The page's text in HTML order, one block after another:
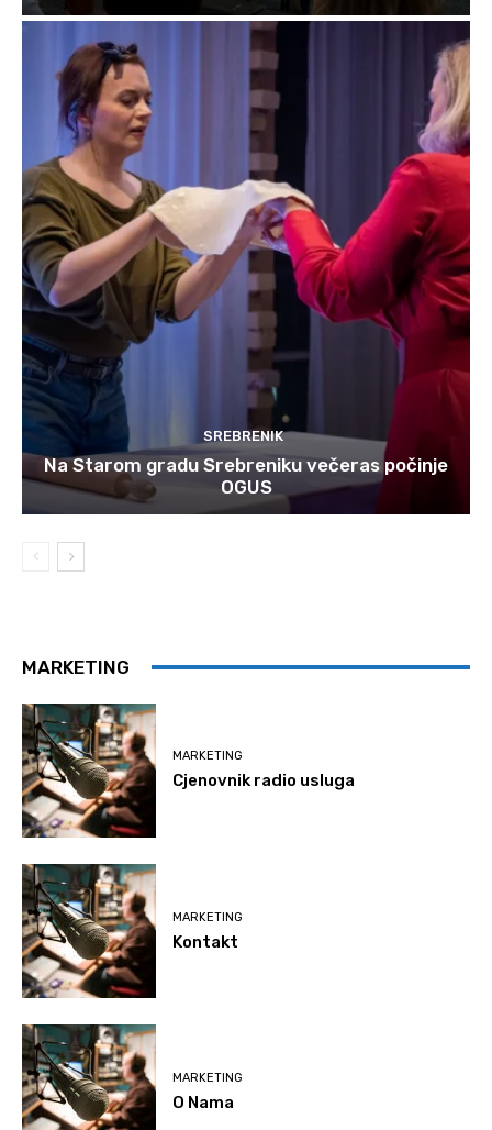
SREBRENIK
Na Starom gradu Srebreniku večeras počinje
OGUS
MARKETING
MARKETING
Cjenovnik radio usluga
MARKETING
Kontakt
MARKETING
O Nama